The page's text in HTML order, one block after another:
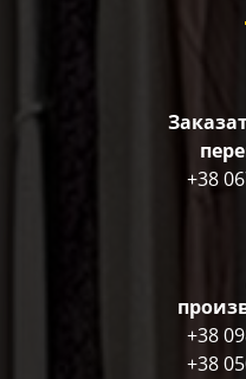
+38
+38
+38